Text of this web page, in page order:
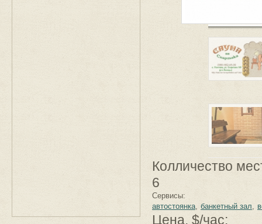
Колличество
6
Сервисы:
автостоянка банкетный зал
Цена, $/час: